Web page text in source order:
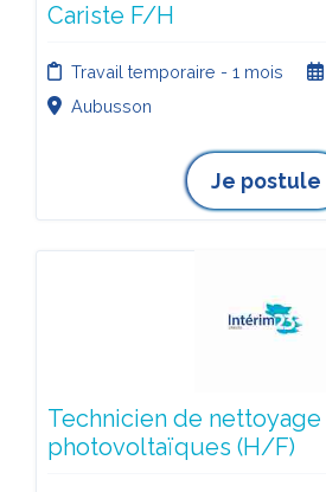
Cariste F/H
Travail temporaire - 1 mois
Aubusson
Je postule
Technicien de
photovoltaïques (H/F)